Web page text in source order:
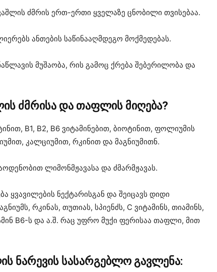
ძმრის ერთ-ერთი ყველაზე ცნობილი თვისებაა.
ანთების საწინააღმდეგო მოქმედებას.
მუშაობა, რის გამოც ქრება შებერილობა და
ძმრისა და თაფლის მიღება?
B1, B2, B6 ვიტამინებით, ბიოტინით, ფოლიუმის
კალციუმით, რკინით და მაგნიუმითნ.
ლიმონმჟავასა და ძმარმჟავას.
ნექტარისგან და შეიცავს დიდი
რკინას, თუთიას, სპიენძს, C ვიტამინს, თიამინს,
B6-ს და ა.შ. რაც უფრო მუქი ფერისაა თაფლი, მით
ნარევის სასარგებლო გავლენა: